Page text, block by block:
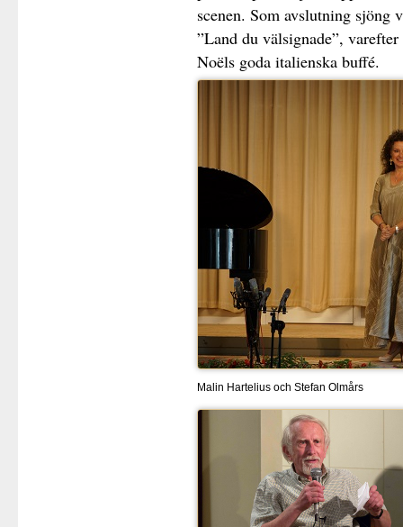
scenen. Som avslutning sjöng
”Land du välsignade”,
Noëls goda italienska buffé.
Malin Hartelius och Stefan Olmårs